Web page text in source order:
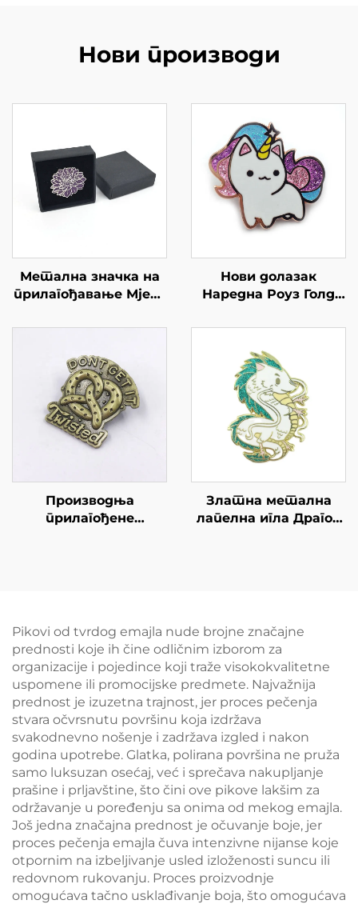
Нови производи
Метална значка на
прилагођавање Мјека
Пинес Подаци Емаил
са папирном кутијом
Нови долазак
Наредна Роуз Голд
Емамел Лапел Пин
Беџ
Производња
прилагођене
Златна метална
лапелна игла Драгон
Pikovi od tvrdog emajla nude brojne značajne
prednosti koje ih čine odličnim izborom za
organizacije i pojedince koji traže visokokvalitetne
uspomene ili promocijske predmete. Najvažnija
prednost je izuzetna trajnost, jer proces pečenja
stvara očvrsnutu površinu koja izdržava
svakodnevno nošenje i zadržava izgled i nakon
godina upotrebe. Glatka, polirana površina ne pruža
samo luksuzan osećaj, već i sprečava nakupljanje
prašine i prljavštine, što čini ove pikove lakšim za
održavanje u poređenju sa onima od mekog emajla.
Još jedna značajna prednost je očuvanje boje, jer
proces pečenja emajla čuva intenzivne nijanse koje
otpornim na izbeljivanje usled izloženosti suncu ili
redovnom rukovanju. Proces proizvodnje
omogućava tačno usklađivanje boja, što omogućava